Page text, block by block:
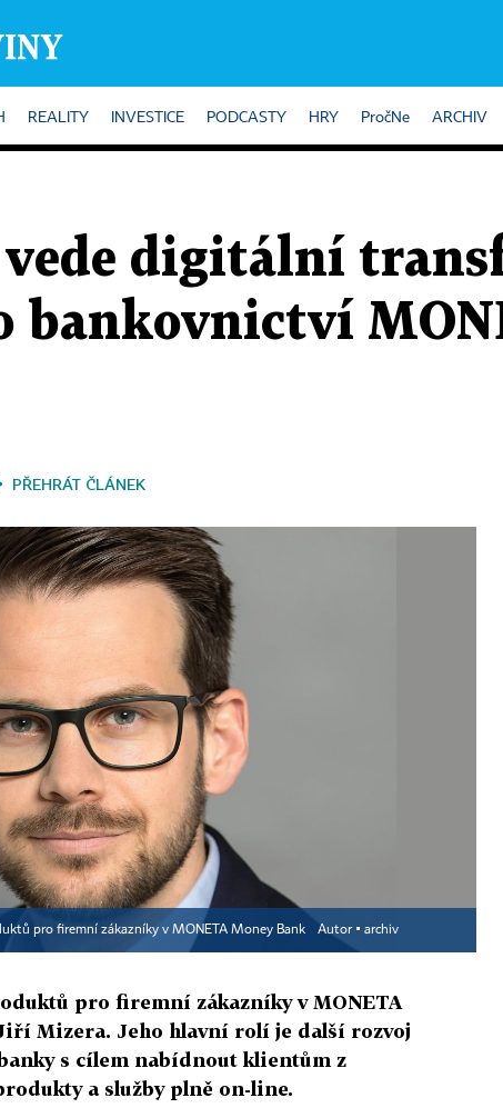
REALITY INVESTICE PODCASTY HRY PročNe ARCHIV
digitální
bankovnictví
PŘEHRÁT ČLÁNEK
pro firemní zákazníky v MONETA Money Bank Autor ▪ archiv
pro firemní zákazníky v MONETA
Mizera. Jeho hlavní rolí je další rozvoj
s cílem nabídnout klientům z
a služby plně on-line.